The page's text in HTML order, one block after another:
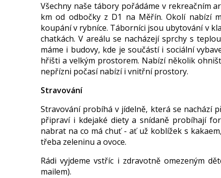
Všechny naše tábory pořádáme v rekreačním
km od odbočky z D1 na Měřín. Okolí nabízí
koupání v rybníce. Táborníci jsou ubytování v
chatkách. V areálu se nacházejí sprchy s
máme i budovy, kde je součástí i sociální
hřišti a velkým prostorem. Nabízí několik
nepřízni počasí nabízí i vnitřní prostory.
Stravování
Stravování probíhá v jídelně, která se nachází
připraví i kdejaké diety a snídaně probíhají
nabrat na co má chuť - ať už koblížek s
třeba zeleninu a ovoce.
Rádi vyjdeme vstříc i zdravotně omezeným
mailem).